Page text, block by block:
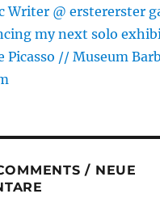
Writer @ erstererster
my next solo
Picasso // Museum
/ NEUE